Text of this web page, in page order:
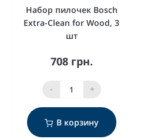
Набор пилочек Bosch
Extra-Clean for Wood, 3
шт
708 грн.
- +
В корзину